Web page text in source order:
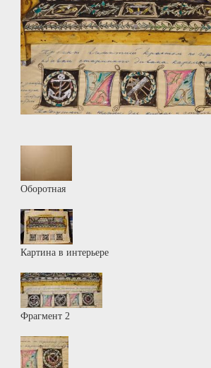
Оборотная
Картина в интерьере
Фрагмент 2